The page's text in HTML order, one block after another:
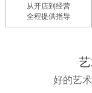
从开店到经营
全程提供指导
好的艺